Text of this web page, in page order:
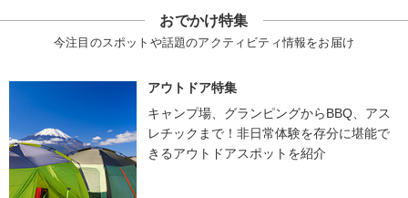
おでかけ特集
今注目のスポットや話題のアクティビティ情報をお届け
アウトドア特集
キャンプ場、グランピングからBBQ、アス
レチックまで！非日常体験を存分に堪能で
きるアウトドアスポットを紹介